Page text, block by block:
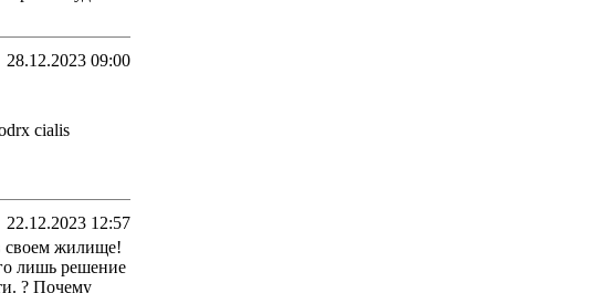
28.12.2023 09:00
cialis
22.12.2023 12:57
своем жилище!
лишь решение
? Почему